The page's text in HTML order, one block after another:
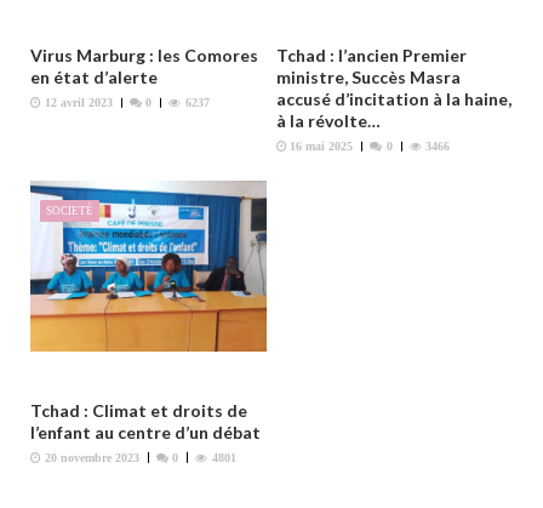
i
c
l
Virus Marburg : les Comores
en état d’alerte
12 avril 2023 0 6237
Tchad : l’ancien Premier
ministre, Succès Masra
accusé d’incitation à la haine,
à la révolte…
16 mai 2025 0 3466
SOCIETÉ
Tchad : Climat et droits de
l’enfant au centre d’un débat
20 novembre 2023 0 4801